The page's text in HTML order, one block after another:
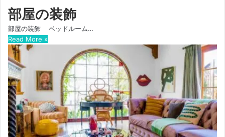
部屋の装飾
部屋の装飾 ベッドルーム…
Read More »